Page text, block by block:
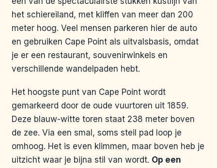
het schiereiland, met kliffen van meer dan 200
meter hoog. Veel mensen parkeren hier de auto
en gebruiken Cape Point als uitvalsbasis, omdat
je er een restaurant, souvenirwinkels en
verschillende wandelpaden hebt.
Het hoogste punt van Cape Point wordt
gemarkeerd door de oude vuurtoren uit 1859.
Deze blauw-witte toren staat 238 meter boven
de zee. Via een smal, soms steil pad loop je
omhoog. Het is even klimmen, maar boven heb je
uitzicht waar je bijna stil van wordt. Op een